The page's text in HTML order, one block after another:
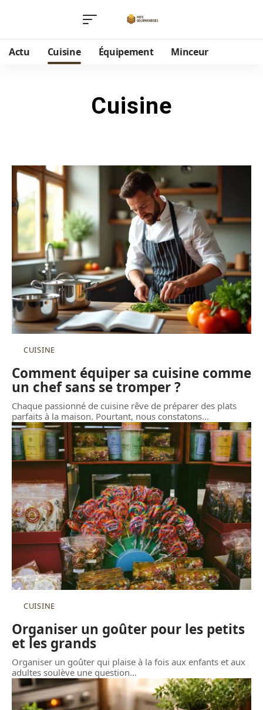
Actu Cuisine Équipement Minceur
Cuisine
CUISINE
Comment équiper sa cuisine comme
un chef sans se tromper ?
Chaque passionné de cuisine rêve de préparer des plats
parfaits à la maison. Pourtant, nous constatons…
CUISINE
Organiser un goûter pour les petits
et les grands
Organiser un goûter qui plaise à la fois aux enfants et aux
adultes soulève une question…